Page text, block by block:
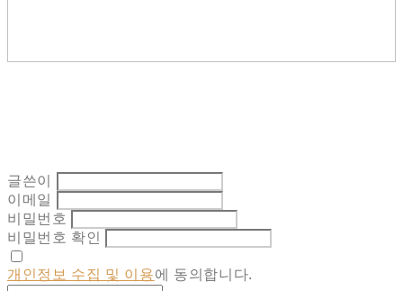
글쓴이
이메일
비밀번호
비밀번호 확인
개인정보 수집 및 이용에 동의합니다.